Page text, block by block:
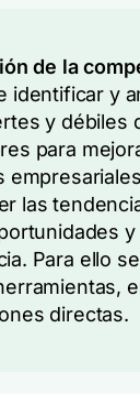
de la
identificar y
y débiles
para
las
y
Para ello
directas.